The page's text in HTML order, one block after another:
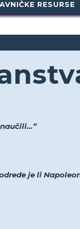
RESURSE
je li